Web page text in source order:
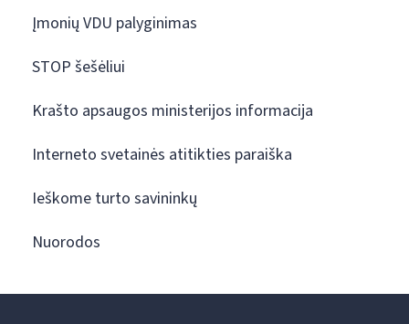
Įmonių VDU palyginimas
STOP šešėliui
Krašto apsaugos ministerijos informacija
Interneto svetainės atitikties paraiška
Ieškome turto savininkų
Nuorodos